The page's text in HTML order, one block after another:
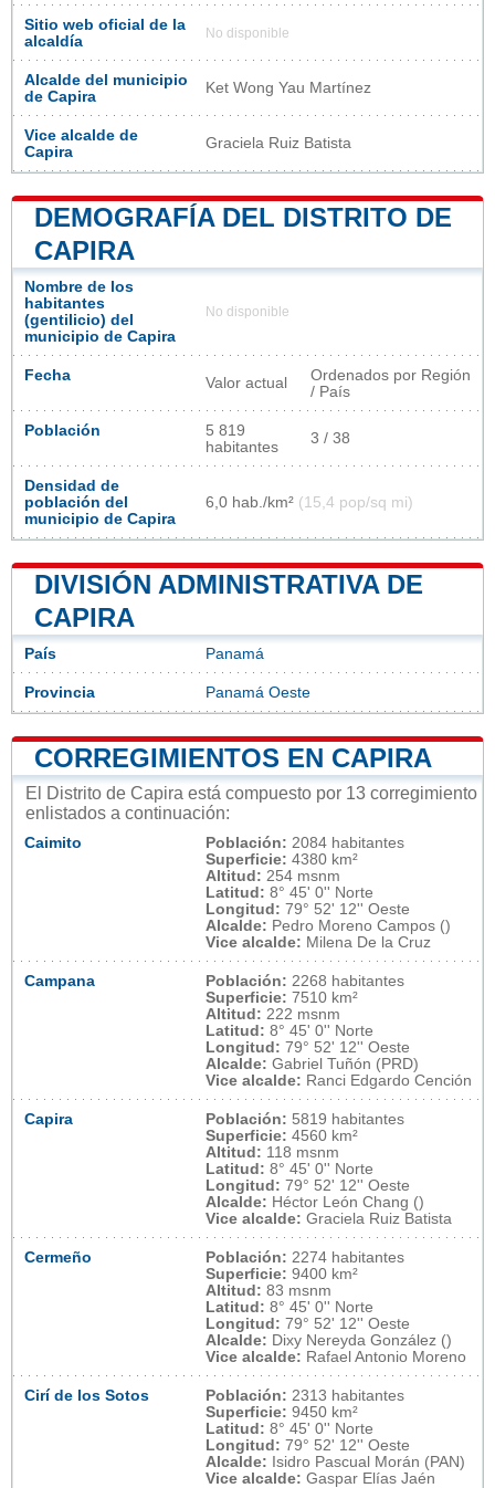
Sitio web oficial de la
alcaldía
No disponible
Alcalde del municipio
de Capira
Ket Wong Yau Martínez
Vice alcalde de
Capira
Graciela Ruiz Batista
DEMOGRAFÍA DEL DISTRITO DE
CAPIRA
Nombre de los
habitantes
(gentilicio) del
municipio de Capira
No disponible
Fecha Valor actual
Ordenados por Región
/ País
Población
5 819
habitantes
3 / 38
Densidad de
población del
municipio de Capira
6,0 hab./km² (15,4 pop/sq mi)
DIVISIÓN ADMINISTRATIVA DE
CAPIRA
País Panamá
Provincia Panamá Oeste
CORREGIMIENTOS EN CAPIRA
El Distrito de Capira está compuesto por 13 corregimiento
enlistados a continuación:
Caimito Población: 2084 habitantes
Superficie: 4380 km²
Altitud: 254 msnm
Latitud: 8° 45' 0'' Norte
Longitud: 79° 52' 12'' Oeste
Alcalde: Pedro Moreno Campos ()
Vice alcalde: Milena De la Cruz
Campana Población: 2268 habitantes
Superficie: 7510 km²
Altitud: 222 msnm
Latitud: 8° 45' 0'' Norte
Longitud: 79° 52' 12'' Oeste
Alcalde: Gabriel Tuñón (PRD)
Vice alcalde: Ranci Edgardo Cención
Capira Población: 5819 habitantes
Superficie: 4560 km²
Altitud: 118 msnm
Latitud: 8° 45' 0'' Norte
Longitud: 79° 52' 12'' Oeste
Alcalde: Héctor León Chang ()
Vice alcalde: Graciela Ruiz Batista
Cermeño Población: 2274 habitantes
Superficie: 9400 km²
Altitud: 83 msnm
Latitud: 8° 45' 0'' Norte
Longitud: 79° 52' 12'' Oeste
Alcalde: Dixy Nereyda González ()
Vice alcalde: Rafael Antonio Moreno
Cirí de los Sotos Población: 2313 habitantes
Superficie: 9450 km²
Latitud: 8° 45' 0'' Norte
Longitud: 79° 52' 12'' Oeste
Alcalde: Isidro Pascual Morán (PAN)
Vice alcalde: Gaspar Elías Jaén